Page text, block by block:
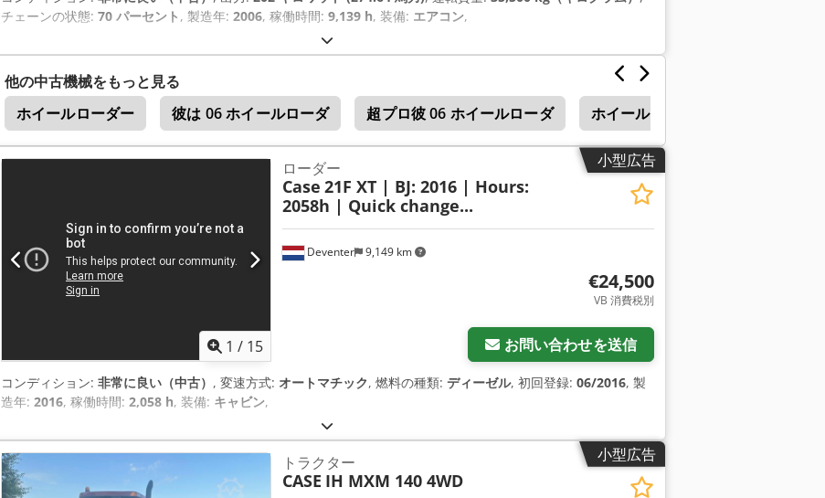
チェーンの状態: 70 パーセント , 製造年: 2006, 稼働時間: 9,139 h, 装備: エアコン,
他の中古機械をもっと見る
ホイールローダー
彼は 06 ホイールローダ 超プロ彼 06 ホイールローダ ホイール ・ ローダ
小型広告
1 / 15
Deventer 9,149 km
ローダー
Case 21F XT | BJ: 2016 | Hours:
2058h | Quick change...
€24,500
VB 消費税別
お問い合わせを送信
コンディション: 非常に良い（中古） , 変速方式: オートマチック, 燃料の種類: ディーゼル, 初回登録: 06/2016, 製
造年: 2016, 稼働時間: 2,058 h, 装備: キャビン,
小型広告
トラクター
CASE IH MXM 140 4WD